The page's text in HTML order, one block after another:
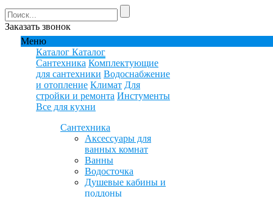
Заказать звонок
Меню
Каталог Каталог
Сантехника Комплектующие
для сантехники Водоснабжение
и отопление Климат Для
стройки и ремонта Инстументы
Все для кухни
Сантехника
Аксессуары для
ванных комнат
Ванны
Водосточка
Душевые кабины и
поддоны